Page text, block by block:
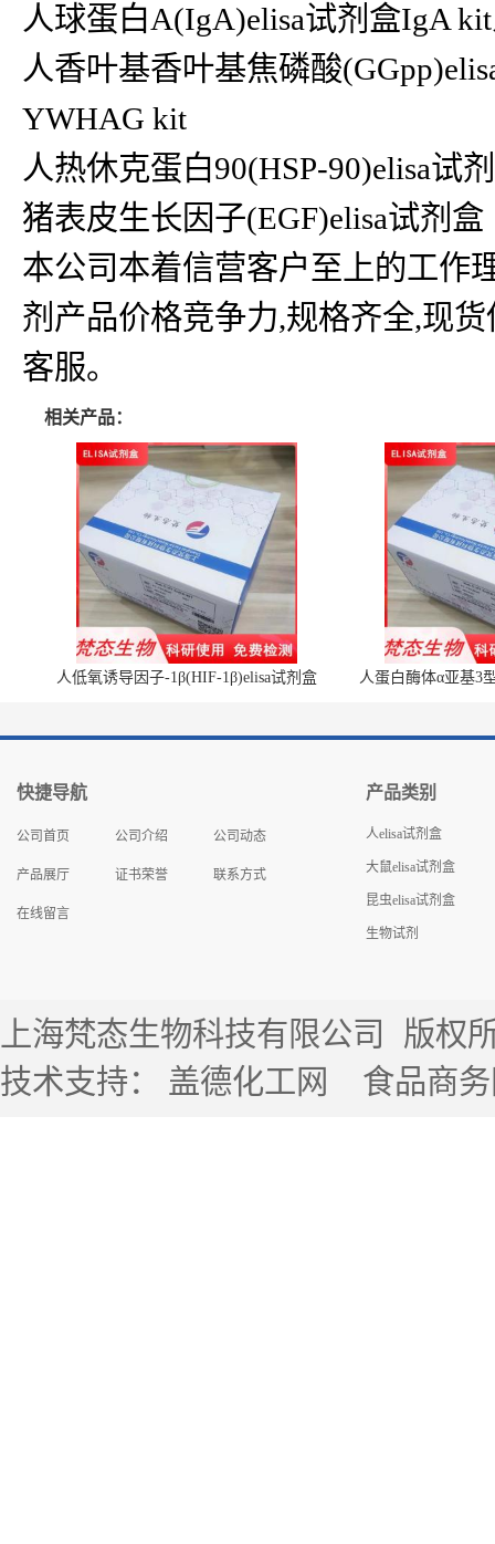
人球蛋白A(IgA)elisa试剂盒IgA
人香叶基香叶基焦磷酸
YWHAG kit
人热休克蛋白90(HSP-90)elisa试
猪表皮生长因子(EGF)elisa试剂盒
本公司本着信营客户至上的工作
剂产品价格竞争力,规格齐全,现
客服。
相关产品：
人低氧诱导因子-1β(HIF-1β)elisa试剂盒 人蛋白酶体α亚基3
快捷导航
公司首页 公司介绍 公司动态
产品展厅 证书荣誉 联系方式
在线留言
产品类别
人elisa试剂盒
大鼠elisa试剂盒
昆虫elisa试剂盒
生物试剂
上海梵态生物科技有限公司
版权
技术支持： 盖德化工网 食品商